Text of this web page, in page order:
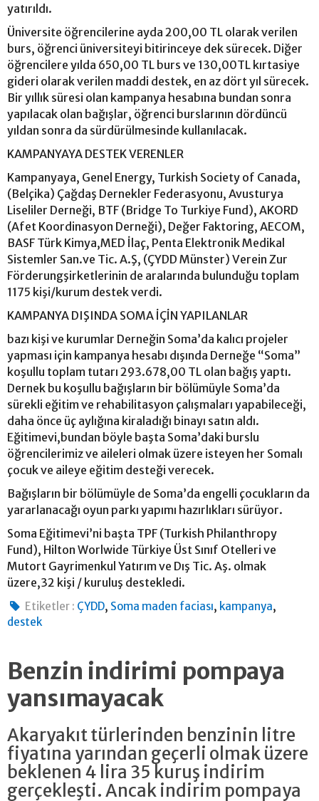
yatırıldı.
Üniversite öğrencilerine ayda 200,00 TL olarak verilen
burs, öğrenci üniversiteyi bitirinceye dek sürecek. Diğer
öğrencilere yılda 650,00 TL burs ve 130,00TL kırtasiye
gideri olarak verilen maddi destek, en az dört yıl sürecek.
Bir yıllık süresi olan kampanya hesabına bundan sonra
yapılacak olan bağışlar, öğrenci burslarının dördüncü
yıldan sonra da sürdürülmesinde kullanılacak.
KAMPANYAYA DESTEK VERENLER
Kampanyaya, Genel Energy, Turkish Society of Canada,
(Belçika) Çağdaş Dernekler Federasyonu, Avusturya
Liseliler Derneği, BTF (Bridge To Turkiye Fund), AKORD
(Afet Koordinasyon Derneği), Değer Faktoring, AECOM,
BASF Türk Kimya,MED İlaç, Penta Elektronik Medikal
Sistemler San.ve Tic. A.Ş, (ÇYDD Münster) Verein Zur
Förderungşirketlerinin de aralarında bulunduğu toplam
1175 kişi/kurum destek verdi.
KAMPANYA DIŞINDA SOMA İÇİN YAPILANLAR
bazı kişi ve kurumlar Derneğin Soma’da kalıcı projeler
yapması için kampanya hesabı dışında Derneğe “Soma”
koşullu toplam tutarı 293.678,00 TL olan bağış yaptı.
Dernek bu koşullu bağışların bir bölümüyle Soma’da
sürekli eğitim ve rehabilitasyon çalışmaları yapabileceği,
daha önce üç aylığına kiraladığı binayı satın aldı.
Eğitimevi,bundan böyle başta Soma’daki burslu
öğrencilerimiz ve aileleri olmak üzere isteyen her Somalı
çocuk ve aileye eğitim desteği verecek.
Bağışların bir bölümüyle de Soma’da engelli çocukların da
yararlanacağı oyun parkı yapımı hazırlıkları sürüyor.
Soma Eğitimevi’ni başta TPF (Turkish Philanthropy
Fund), Hilton Worlwide Türkiye Üst Sınıf Otelleri ve
Mutort Gayrimenkul Yatırım ve Dış Tic. Aş. olmak
üzere,32 kişi / kuruluş destekledi.
Etiketler : ÇYDD, Soma maden faciası, kampanya,
destek
Benzin indirimi pompaya
yansımayacak
Akaryakıt türlerinden benzinin litre
fiyatına yarından geçerli olmak üzere
beklenen 4 lira 35 kuruş indirim
gerçekleşti. Ancak indirim pompaya